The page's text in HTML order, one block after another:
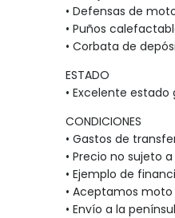
• Defensas de
• Puños
• Corbata de
ESTADO
• Excelente estado
CONDICIONES
• Gastos de
• Precio no sujeto
• Ejemplo de
• Aceptamos
• Envío a la